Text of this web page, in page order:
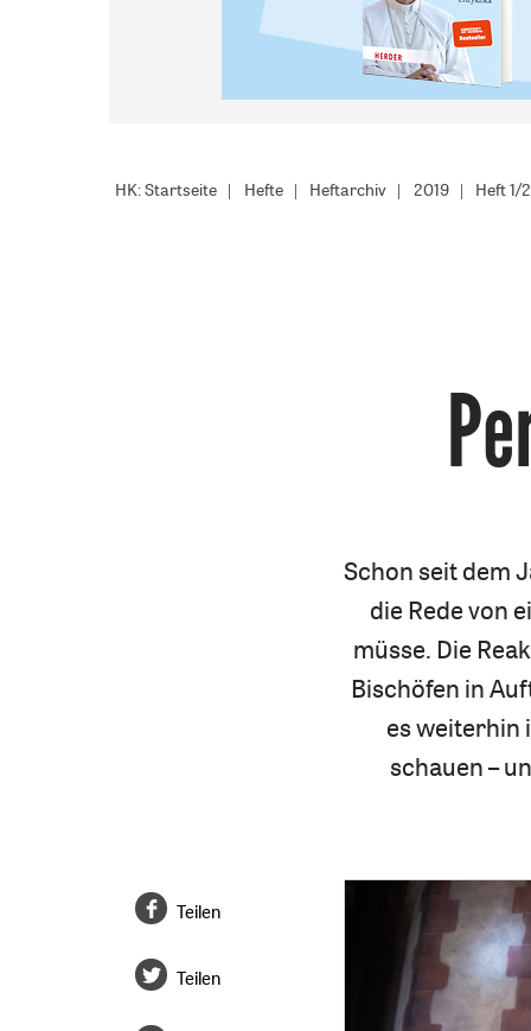
HK: Startseite Hefte Heftarchiv 2019 Heft 1/
Schon seit dem
die Rede von
müsse. Die
Bischöfen in
es weiterhin
schauen –
Teilen
Teilen